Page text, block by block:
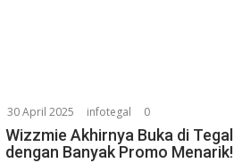
30 April 2025 infotegal 0
Wizzmie Akhirnya Buka di Tegal
dengan Banyak Promo Menarik!